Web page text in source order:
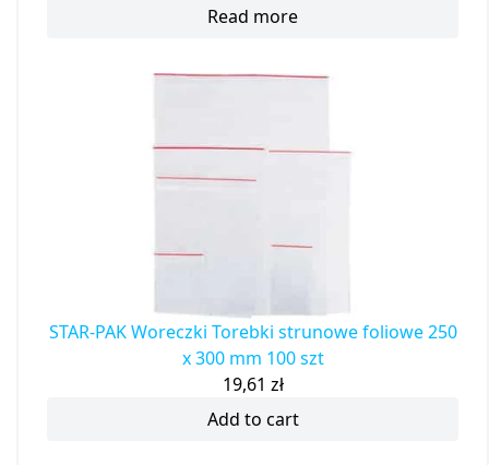
Read more
STAR-PAK Woreczki Torebki strunowe foliowe 250
x 300 mm 100 szt
19,61 zł
Add to cart